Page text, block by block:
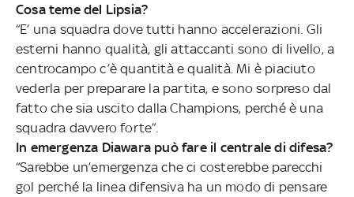
Cosa teme del Lipsia?
“E’ una squadra dove tutti hanno accelerazioni. Gli
esterni hanno qualità, gli attaccanti sono di livello, a
centrocampo c’è quantità e qualità. Mi è piaciuto
vederla per preparare la partita, e sono sorpreso dal
fatto che sia uscito dalla Champions, perché è una
squadra davvero forte”.
In emergenza Diawara può fare il centrale di difesa?
“Sarebbe un’emergenza che ci costerebbe parecchi
gol perché la linea difensiva ha un modo di pensare